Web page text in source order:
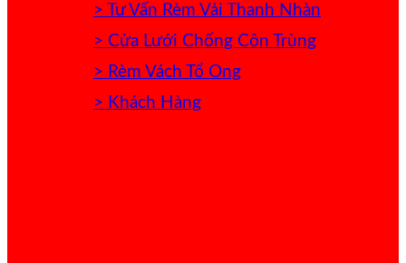
> Tư Vấn Rèm Vải Thanh Nhàn
> Cửa Lưới Chống Côn Trùng
> Rèm Vách Tổ Ong
> Khách Hàng